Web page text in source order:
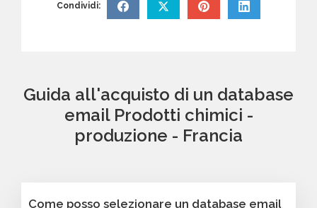
Condividi:
Guida all'acquisto di un database
email Prodotti chimici -
produzione - Francia
Come posso selezionare un database email